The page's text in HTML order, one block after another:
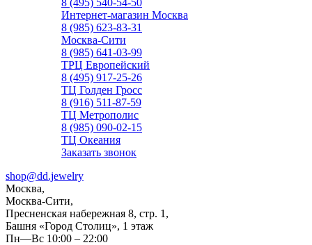
8 (495) 540-54-50
Интернет-магазин Москва
8 (985) 623-83-31
Москва-Сити
8 (985) 641-03-99
ТРЦ Европейский
8 (495) 917-25-26
ТЦ Голден Гросс
8 (916) 511-87-59
ТЦ Метрополис
8 (985) 090-02-15
ТЦ Океания
Заказать звонок
shop@dd.jewelry
Москва,
Москва-Сити,
Пресненская набережная 8, стр. 1,
Башня «Город Столиц», 1 этаж
Пн—Вс 10:00 – 22:00